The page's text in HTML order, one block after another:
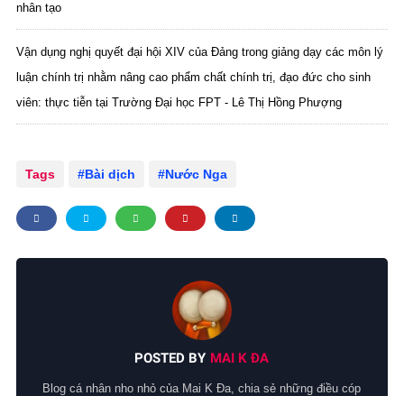
nhân tạo
Vận dụng nghị quyết đại hội XIV của Đảng trong giảng dạy các môn lý
luận chính trị nhằm nâng cao phẩm chất chính trị, đạo đức cho sinh
viên: thực tiễn tại Trường Đại học FPT - Lê Thị Hồng Phượng
Tags Bài dịch Nước Nga
POSTED BY MAI K ĐA
Blog cá nhân nho nhỏ của Mai K Đa, chia sẻ những điều cóp